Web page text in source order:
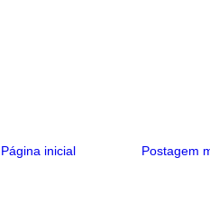
Postagem
Página inicial